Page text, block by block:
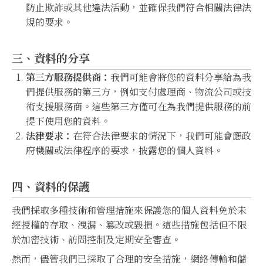
防止欺詐或其他違法活動，並確保我們符合相關法律法
規的要求。
三、資料的分享
第三方服務提供商： 我們可能會將您的資料分享給為我
們提供服務的第三方，例如支付處理商、物流公司或技
術支援服務商。這些第三方僅可在為我們提供服務的前
提下使用您的資料。
法律要求： 在符合法律要求的情況下，我們可能會應政
府機關或法律程序的要求，披露您的個人資料。
四、資料的保護
我們採取多種技術和管理措施來保護您的個人資料免於未
經授權的存取、洩漏、篡改或毀損。這些措施包括但不限
於加密技術、訪問控制及定期安全審查。
然而，儘管我們已採取了合理的安全措施，網絡傳輸和儲